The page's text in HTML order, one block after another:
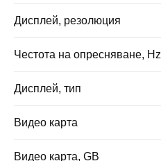
Дисплей, резолюция
Честота на опресняване, Hz
Дисплей, тип
Видео карта
Видео карта, GB